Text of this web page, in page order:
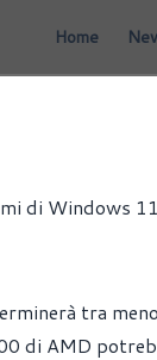
Home
di Windows 11
tra
di AMD